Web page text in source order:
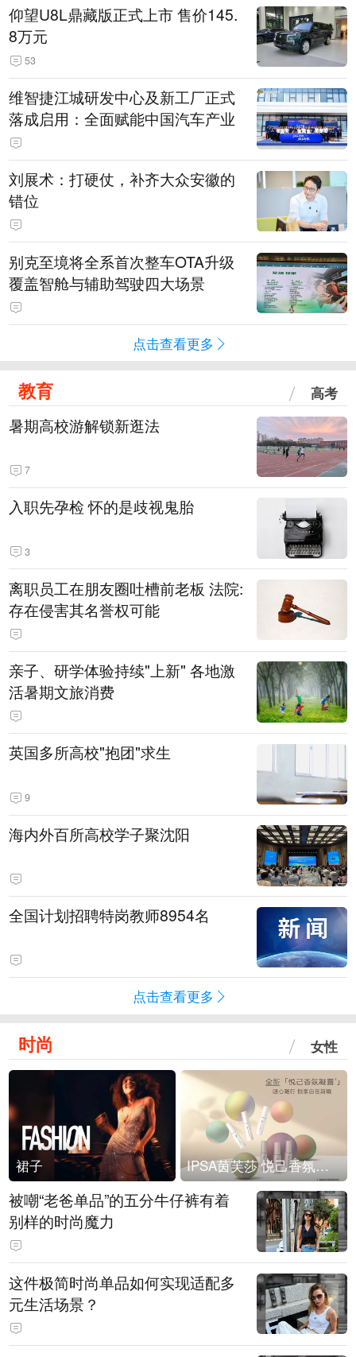
仰望U8L鼎藏版正式上市 售价145.
8万元
53
维智捷江城研发中心及新工厂正式
落成启用：全面赋能中国汽车产业
刘展术：打硬仗，补齐大众安徽的
错位
别克至境将全系首次整车OTA升级
覆盖智舱与辅助驾驶四大场景
点击查看更多
教育 高考
暑期高校游解锁新逛法
7
入职先孕检 怀的是歧视鬼胎
3
离职员工在朋友圈吐槽前老板 法院:
存在侵害其名誉权可能
亲子、研学体验持续"上新" 各地激
活暑期文旅消费
英国多所高校"抱团"求生
9
海内外百所高校学子聚沈阳
全国计划招聘特岗教师8954名
点击查看更多
时尚 女性
裙子 IPSA茵芙莎 悦己香氛凝露上市
被嘲“老爸单品”的五分牛仔裤有着
别样的时尚魔力
这件极简时尚单品如何实现适配多
元生活场景？